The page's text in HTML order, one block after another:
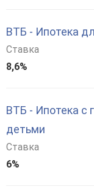
ВТБ - Ипотека
Ставка
8,6%
ВТБ - Ипотека с
детьми
Ставка
6%